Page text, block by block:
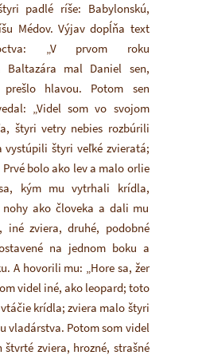
padlé ríše: Babylonskú,
Médov. Výjav dopĺňa text
„V prvom roku
Baltazára mal Daniel sen,
hlavou. Potom sen
„Videl som vo svojom
štyri vetry nebies rozbúrili
vystúpili štyri veľké zvieratá;
bolo ako lev a malo orlie
kým mu vytrhali krídla,
ako človeka a dali mu
iné zviera, druhé, podobné
na jednom boku a
A hovorili mu: „Hore sa, žer
videl iné, ako leopard; toto
krídla; zviera malo štyri
vladárstva. Potom som videl
zviera, hrozné, strašné